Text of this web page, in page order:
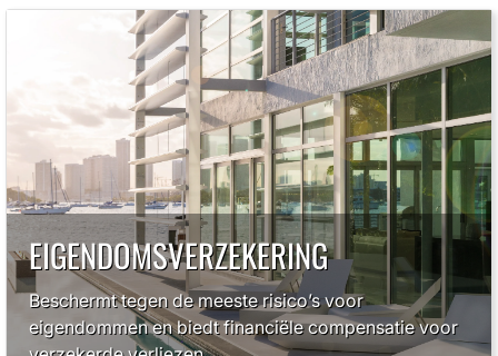
EIGENDOMSVERZEKERING
Beschermt tegen de meeste risico’s voor
eigendommen en biedt financiële compensatie voor